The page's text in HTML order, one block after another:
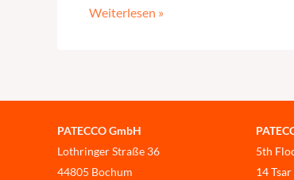
Weiterlesen »
PATECCO GmbH
Lothringer Straße 36
44805 Bochum
5th
14